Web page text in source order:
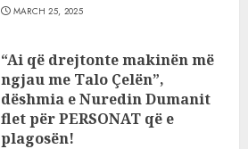
MARCH 25, 2025
“Ai që drejtonte makinën më
ngjau me Talo Çelën”,
dëshmia e Nuredin Dumanit
flet për PERSONAT që e
plagosën!